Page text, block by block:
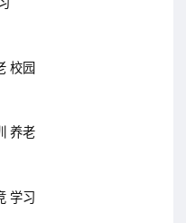
校园
养老
学习